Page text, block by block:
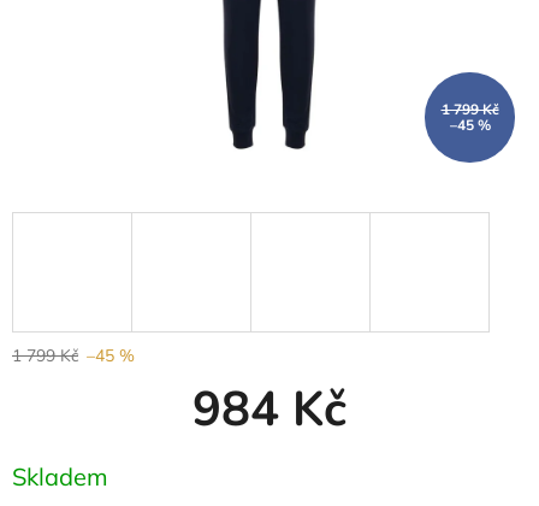
1 799 Kč
–45 %
1 799 Kč –45 %
984 Kč
Měrná
cena:
Skladem